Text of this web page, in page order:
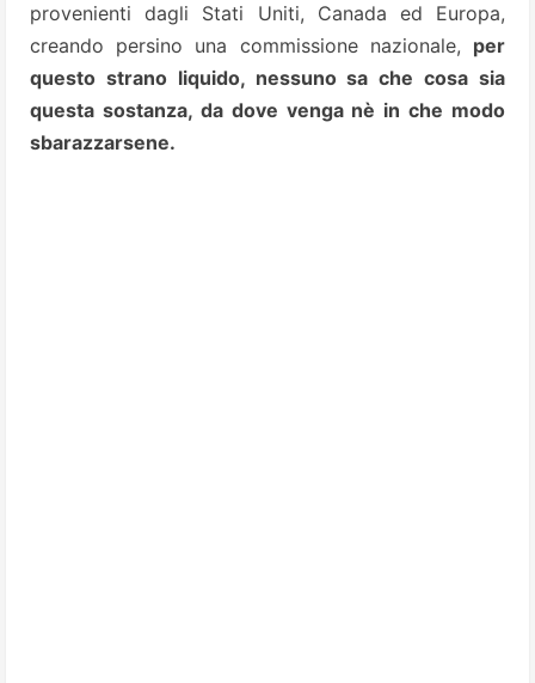
provenienti dagli Stati Uniti, Canada ed Europa,
creando persino una commissione nazionale, per
questo strano liquido, nessuno sa che cosa sia
questa sostanza, da dove venga nè in che modo
sbarazzarsene.